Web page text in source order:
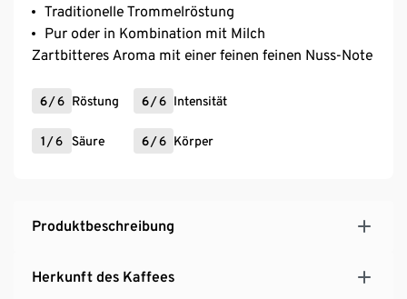
Traditionelle Trommelröstung
Pur oder in Kombination mit Milch
Zartbitteres Aroma mit einer feinen feinen Nuss-Note
6/6 Röstung 6/6 Intensität
1/6 Säure 6/6 Körper
Produktbeschreibung
Herkunft des Kaffees